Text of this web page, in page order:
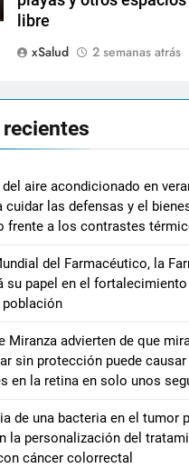
libre
xSalud
2 semanas atrás
aire acondicionado en
cuidar las defensas y el
frente a los contrastes
del Farmacéutico, la
su papel en el
población
Miranza advierten de que
sin protección puede causar
en la retina en solo unos
de una bacteria en el tumor
la personalización del
cáncer colorrectal